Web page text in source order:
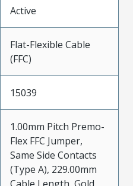
Active
Flat-Flexible Cable
(FFC)
15039
1.00mm Pitch Premo-
Flex FFC Jumper,
Same Side Contacts
(Type A), 229.00mm